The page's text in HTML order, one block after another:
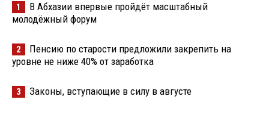
1
В Абхазии впервые пройдёт масштабный
молодёжный форум
2
Пенсию по старости предложили закрепить на
уровне не ниже 40% от заработка
3 Законы, вступающие в силу в августе